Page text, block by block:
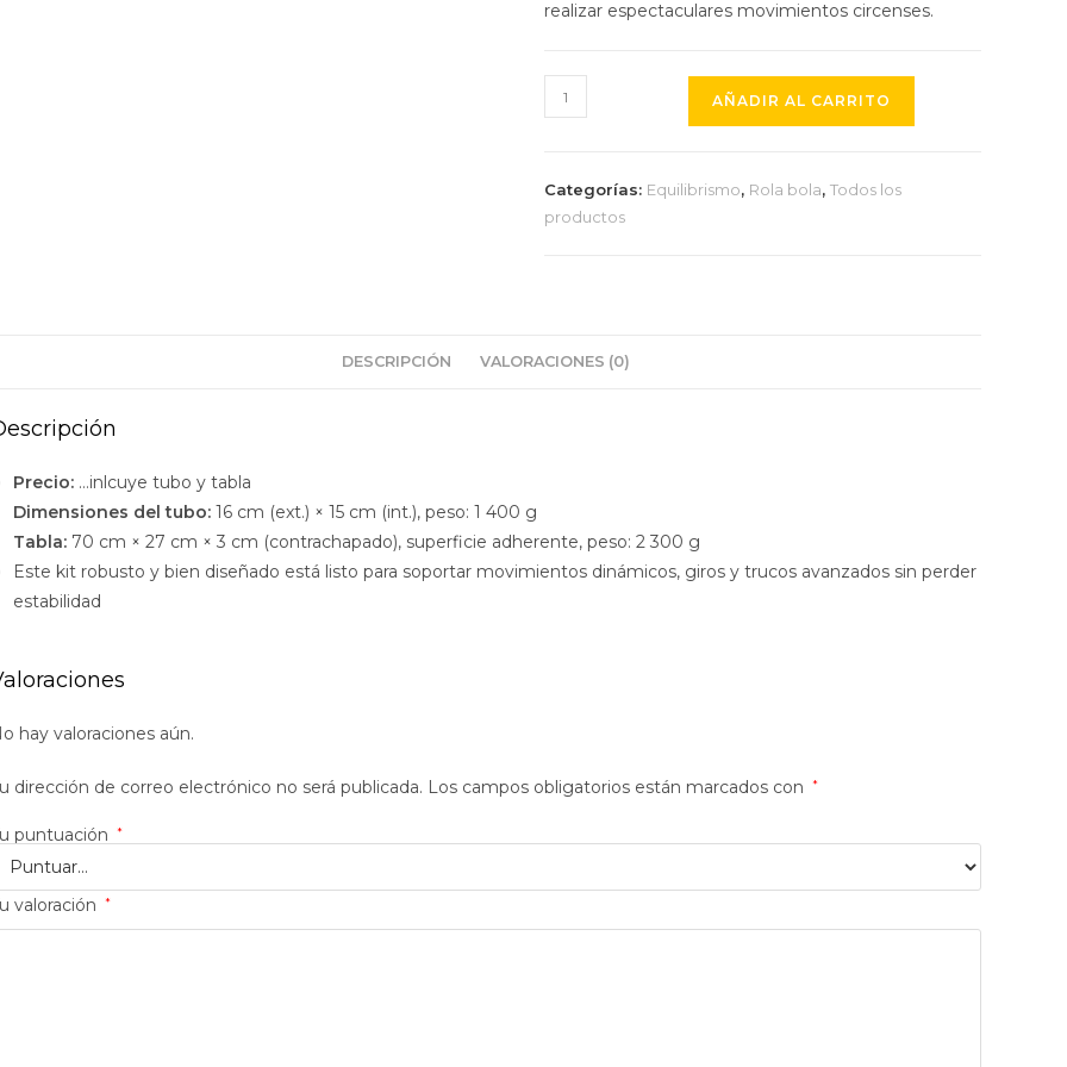
realizar espectaculares movimientos circenses.
Kit
Rola
AÑADIR AL CARRITO
Categorías: Equilibrismo, Rola bola,Todos los
productos
DESCRIPCIÓN VALORACIONES (0)
Precio: …inlcuye tubo y tabla
Dimensiones del tubo: 16 cm (ext.) × 15 cm (int.), peso: 1 400 g
Tabla: 70 cm × 27 cm × 3 cm (contrachapado), superficie adherente, peso: 2 300 g
Este kit robusto y bien diseñado está listo para soportar movimientos dinámicos, giros y trucos avanzados sin perder
estabilidad
hay valoraciones aún.
dirección de correo electrónico no será publicada. Los campos obligatorios están marcados con *
puntuación *
valoración *